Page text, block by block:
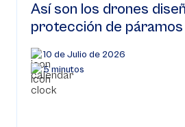
Así son los drones
protección de páramos
10 de Julio de 2026
5 minutos